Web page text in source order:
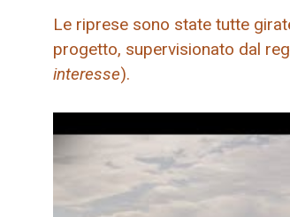
Le riprese sono state tutte
progetto, supervisionato dal
interesse).